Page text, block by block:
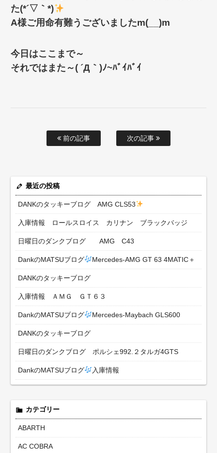
た(*´▽｀*)
A様ご用命有難うございましたm(__)m
今日はここまで～
それではまた～( ´Д｀)ﾉ~ﾊﾞｲﾊﾞｲ
前の記事 次の記事
最近の投稿
DANKのタッキーブログ AMG CLS53
入庫情報 ロールスロイス カリナン ブラックバッジ
日曜日のダンクブログ AMG C43
DankのMATSUブログ Mercedes-AMG GT 63 4MATIC＋
DANKのタッキーブログ
入庫情報 ＡＭＧ ＧＴ６３
DankのMATSUブログ Mercedes-Maybach GLS600
DANKのタッキーブログ
日曜日のダンクブログ ポルシェ992.２タルガ4GTS
DankのMATSUブログ 入庫情報
カテゴリー
ABARTH
AC COBRA